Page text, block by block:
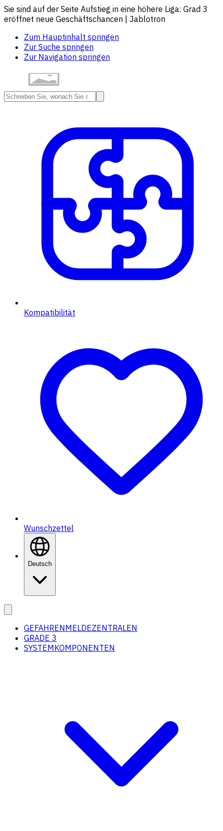
Sie sind auf der Seite Aufstieg in eine höhere Liga: Grad 3
eröffnet neue Geschäftschancen | Jablotron
Zum Hauptinhalt springen
Zur Suche springen
Zur Navigation springen
Kompatibilität
Wunschzettel
Deutsch
GEFAHRENMELDEZENTRALEN
GRADE 3
SYSTEMKOMPONENTEN